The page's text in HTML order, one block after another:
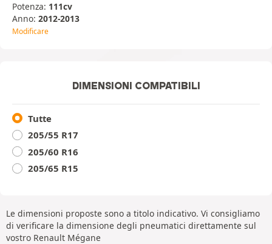
Potenza: 111cv
Anno: 2012-2013
Modificare
DIMENSIONI COMPATIBILI
Tutte
205/55 R17
205/60 R16
205/65 R15
Le dimensioni proposte sono a titolo indicativo. Vi consigliamo
di verificare la dimensione degli pneumatici direttamente sul
vostro Renault Mégane